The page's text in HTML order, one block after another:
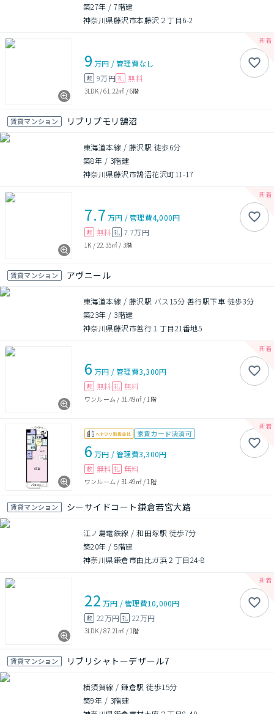
築27年 /7階建
神奈川県藤沢市本藤沢２丁目6-2
9 万円 /管理費なし
敷 9万円 礼 無料
3LDK/61.22㎡ /6階
賃貸マンション リブリプモリ鵠沼
東海道本線 / 藤沢駅 徒歩6分
築8年 / 3階建
神奈川県藤沢市鵠沼花沢町11-17
7.7 万円 /管理費4,000円
敷 無料 礼 7.7万円
1K / 22.35㎡ / 3階
賃貸マンション アヴニール
東海道本線 / 藤沢駅 バス15分 善行駅下車 徒歩3分
築23年 / 3階建
神奈川県藤沢市善行１丁目21番地5
6 万円 /管理費3,300円
敷 無料 礼 無料
ワンルーム / 31.49㎡/ 1階
家賃カード決済可
6 万円 /管理費3,300円
敷 無料 礼 無料
ワンルーム / 31.49㎡/1階
賃貸マンション シーサイドコート鎌倉若宮大路
江ノ島電鉄線 / 和田塚駅 徒歩7分
築20年 /5階建
神奈川県鎌倉市由比ガ浜２丁目24-8
22 万円 /管理費10,000円
敷 22万円 礼 22万円
3LDK/87.21㎡ / 1階
賃貸マンション リブリシャトーデザール7
横須賀線 / 鎌倉駅 徒歩15分
築9年 / 3階建